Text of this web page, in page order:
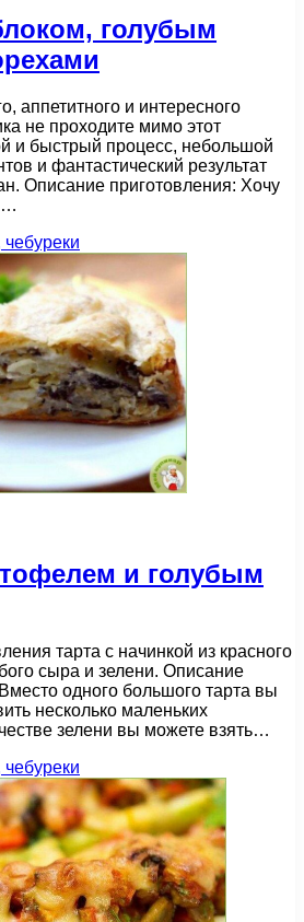
голубым
аппетитного и интересного
не проходите мимо этот
и быстрый процесс, небольшой
и фантастический результат
Описание приготовления: Хочу
и голубым
тарта с начинкой из красного
сыра и зелени. Описание
одного большого тарта вы
несколько маленьких
зелени вы можете взять…